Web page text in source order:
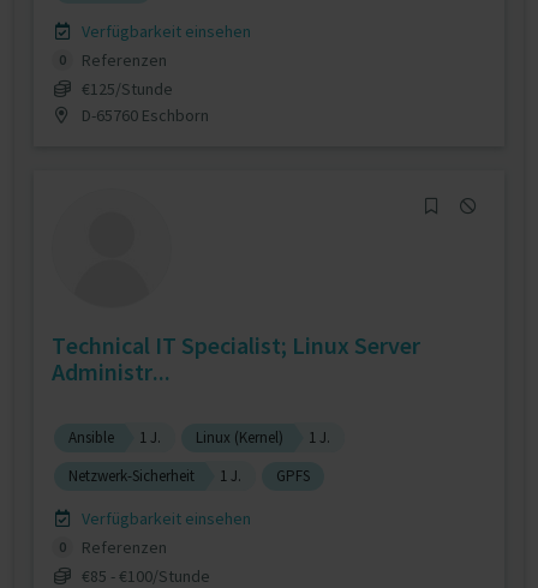
Verfügbarkeit einsehen
0
Referenzen
€125/Stunde
D-65760 Eschborn
Technical IT Specialist; Linux Server
Administr...
Ansible 1 J. Linux (Kernel)
1 J.
Netzwerk-Sicherheit
1 J. GPFS
Verfügbarkeit einsehen
0
Referenzen
€85 - €100/Stunde